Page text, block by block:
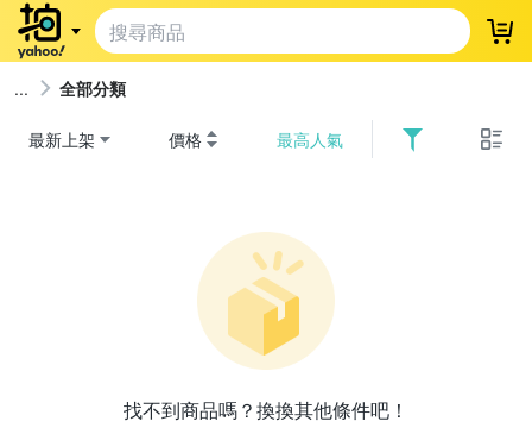
登
全部分類
最新上架 價格 最高人氣
找不到商品嗎？換換其他條件吧！